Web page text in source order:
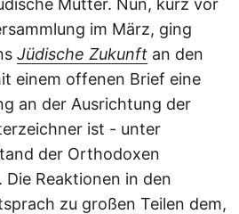
Mutter. Nun, kurz vor
im März, ging
Jüdische Zukunft an den
einem offenen Brief eine
an der Ausrichtung der
ist - unter
der Orthodoxen
Reaktionen in den
zu großen Teilen dem,